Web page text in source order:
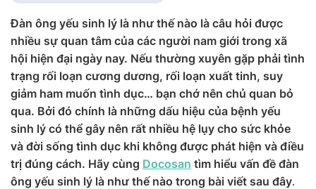
Đàn ông yếu sinh lý là như thế nào là câu hỏi được
nhiều sự quan tâm của các người nam giới trong xã
hội hiện đại ngày nay. Nếu thường xuyên gặp phải tình
trạng rối loạn cương dương, rối loạn xuất tinh, suy
giảm ham muốn tình dục… bạn chớ nên chủ quan bỏ
qua. Bởi đó chính là những dấu hiệu của bệnh yếu
sinh lý có thể gây nên rất nhiều hệ lụy cho sức khỏe
và đời sống tình dục khi không được phát hiện và điều
trị đúng cách. Hãy cùng Docosan tìm hiểu vấn đề đàn
ông yếu sinh lý là như thế nào trong bài viết sau đây.